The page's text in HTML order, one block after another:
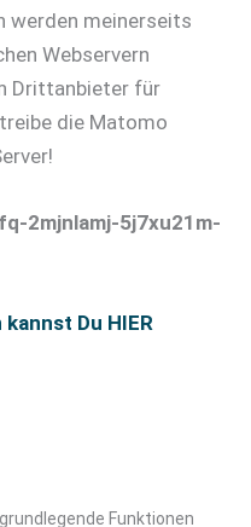
werden meinerseits
Webservern
Drittanbieter für
die Matomo
2mjnlamj-5j7xu21m-
Du HIER
Funktionen